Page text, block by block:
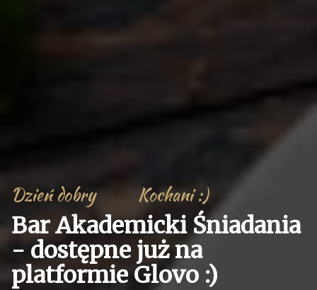
Dzień dobry Kochani :)
Bar Akademicki Śniadania
- dostępne już na
platformie Glovo :)